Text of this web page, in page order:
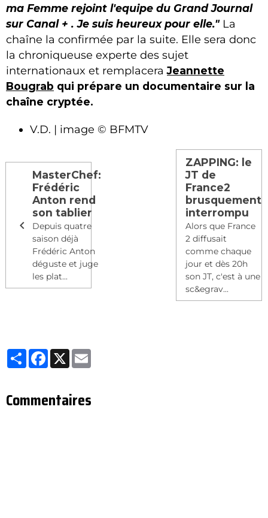
ma Femme rejoint l'equipe du Grand Journal
sur Canal + . Je suis heureux pour elle." La
chaîne la confirmée par la suite. Elle sera donc
la chroniqueuse experte des sujet
internationaux et remplaceraJeannette
Bougrab qui prépare un documentaire sur la
chaîne cryptée.
V.D. | image © BFMTV
MasterChef:
Frédéric
Anton rend
son tablier
Depuis quatre
saison déjà
Frédéric Anton
déguste et juge
les plat...
ZAPPING: le
JT de
France2
brusquement
interrompu
Alors que France
2 diffusait
comme chaque
jour et dès 20h
son JT, c'est à une
sc&egrav...
Partager
Facebook
X
Commentaires